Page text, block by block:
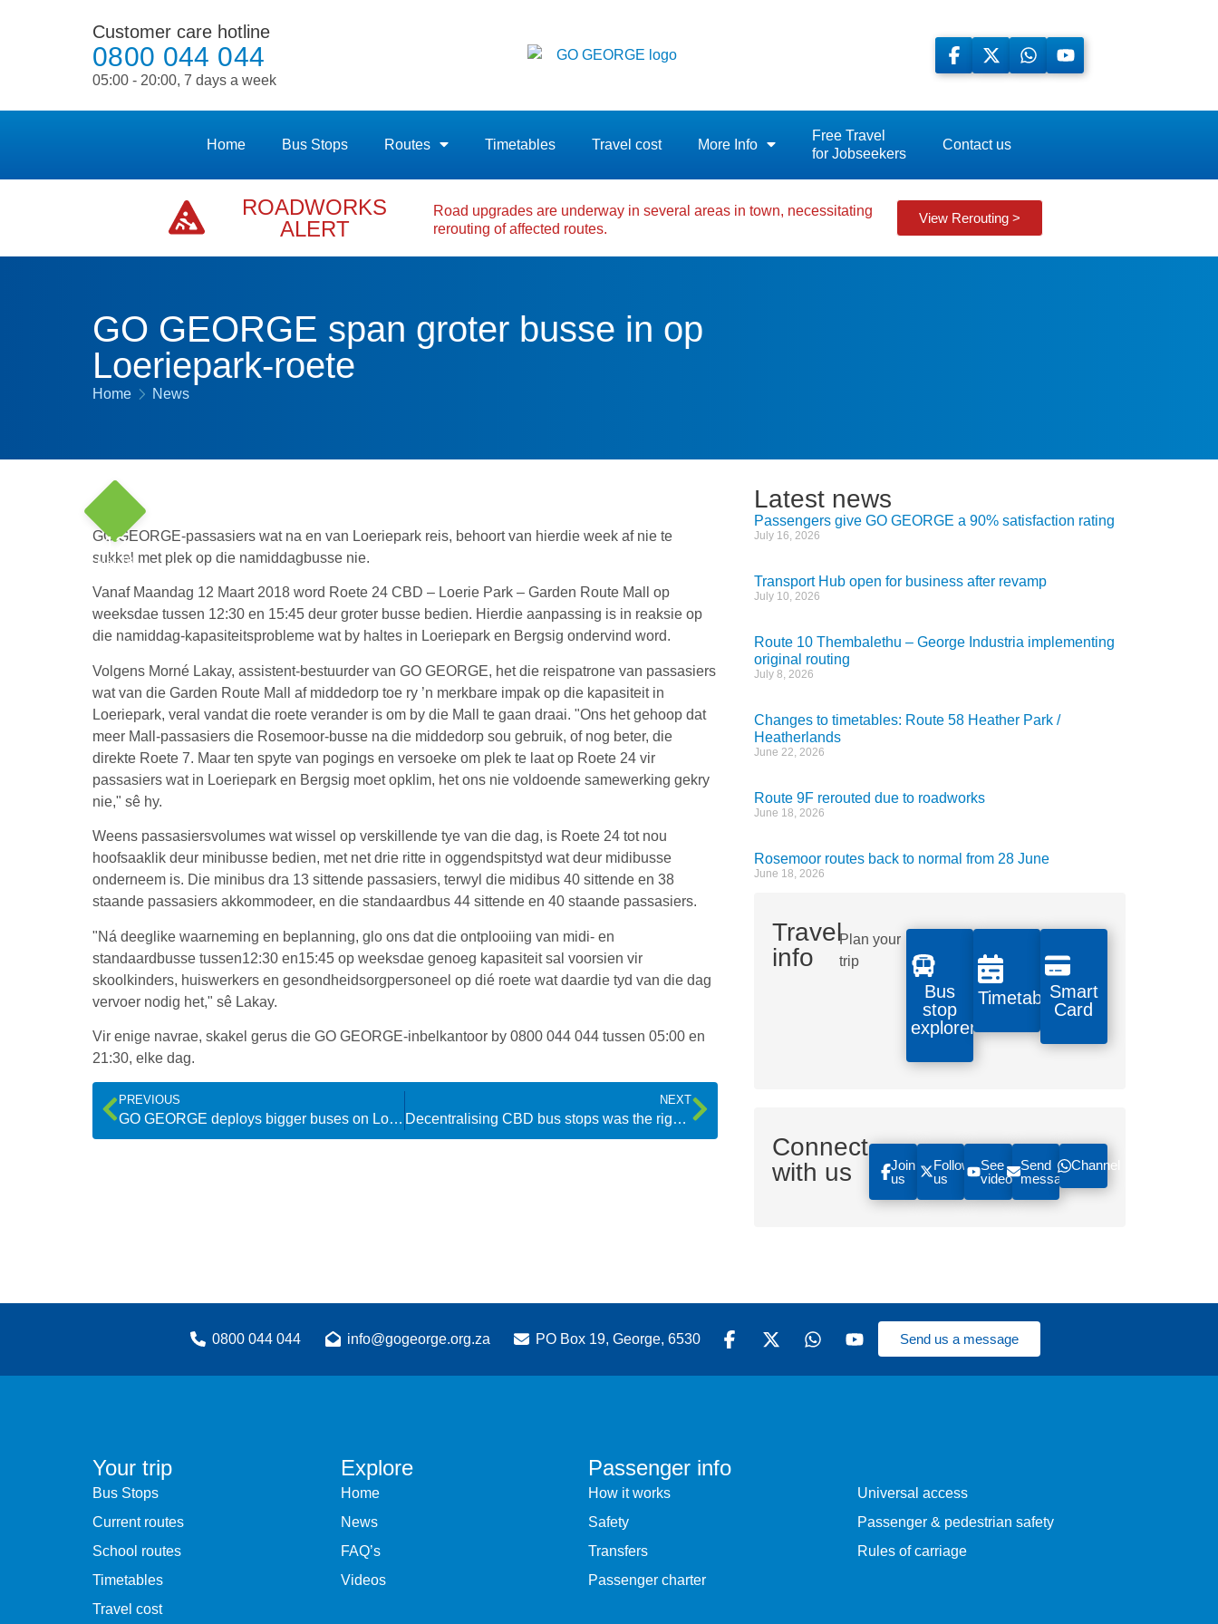
Customer care hotline
0800 044 044
05:00 - 20:00, 7 days a week
Home Bus Stops Routes Timetables Travel cost More Info
Free Travel
for Jobseekers
Contact us
ROADWORKS
ALERT
Road upgrades are underway in several areas in town, necessitating
rerouting of affected routes.
View Rerouting >
GO GEORGE span groter busse in op
Loeriepark-roete
Home News
12
Mar '18
GO GEORGE-passasiers wat na en van Loeriepark reis, behoort van hierdie week af nie te
sukkel met plek op die namiddagbusse nie.
Vanaf Maandag 12 Maart 2018 word Roete 24 CBD – Loerie Park – Garden Route Mall op
weeksdae tussen 12:30 en 15:45 deur groter busse bedien. Hierdie aanpassing is in reaksie op
die namiddag-kapasiteitsprobleme wat by haltes in Loeriepark en Bergsig ondervind word.
Volgens Morné Lakay, assistent-bestuurder van GO GEORGE, het die reispatrone van passasiers
wat van die Garden Route Mall af middedorp toe ry ’n merkbare impak op die kapasiteit in
Loeriepark, veral vandat die roete verander is om by die Mall te gaan draai. "Ons het gehoop dat
meer Mall-passasiers die Rosemoor-busse na die middedorp sou gebruik, of nog beter, die
direkte Roete 7. Maar ten spyte van pogings en versoeke om plek te laat op Roete 24 vir
passasiers wat in Loeriepark en Bergsig moet opklim, het ons nie voldoende samewerking gekry
nie," sê hy.
Weens passasiersvolumes wat wissel op verskillende tye van die dag, is Roete 24 tot nou
hoofsaaklik deur minibusse bedien, met net drie ritte in oggendspitstyd wat deur midibusse
onderneem is. Die minibus dra 13 sittende passasiers, terwyl die midibus 40 sittende en 38
staande passasiers akkommodeer, en die standaardbus 44 sittende en 40 staande passasiers.
"Ná deeglike waarneming en beplanning, glo ons dat die ontplooiing van midi- en
standaardbusse tussen12:30 en15:45 op weeksdae genoeg kapasiteit sal voorsien vir
skoolkinders, huiswerkers en gesondheidsorgpersoneel op dié roete wat daardie tyd van die dag
vervoer nodig het," sê Lakay.
Vir enige navrae, skakel gerus die GO GEORGE-inbelkantoor by 0800 044 044 tussen 05:00 en
21:30, elke dag.
PREVIOUS
GO GEORGE deploys bigger buses on Loerie Park route
NEXT
Decentralising CBD bus stops was the right thing to do
Latest news
Passengers give GO GEORGE a 90% satisfaction rating
July 16, 2026
Transport Hub open for business after revamp
July 10, 2026
Route 10 Thembalethu – George Industria implementing
original routing
July 8, 2026
Changes to timetables: Route 58 Heather Park /
Heatherlands
June 22, 2026
Route 9F rerouted due to roadworks
June 18, 2026
Rosemoor routes back to normal from 28 June
June 18, 2026
Travel
info
Plan your
trip
Bus
stop
explorer
TimetablesSmart
Card
Connect
with us
Join
us
Follow
us
See
videos
Send
message
Channel
0800 044 044 info@gogeorge.org.za PO Box 19, George, 6530 Send us a message
Your trip
Bus Stops
Current routes
School routes
Timetables
Travel cost
Explore
Home
News
FAQ’s
Videos
Passenger info
How it works
Universal access
Safety
Passenger & pedestrian safety
Transfers
Rules of carriage
Passenger charter